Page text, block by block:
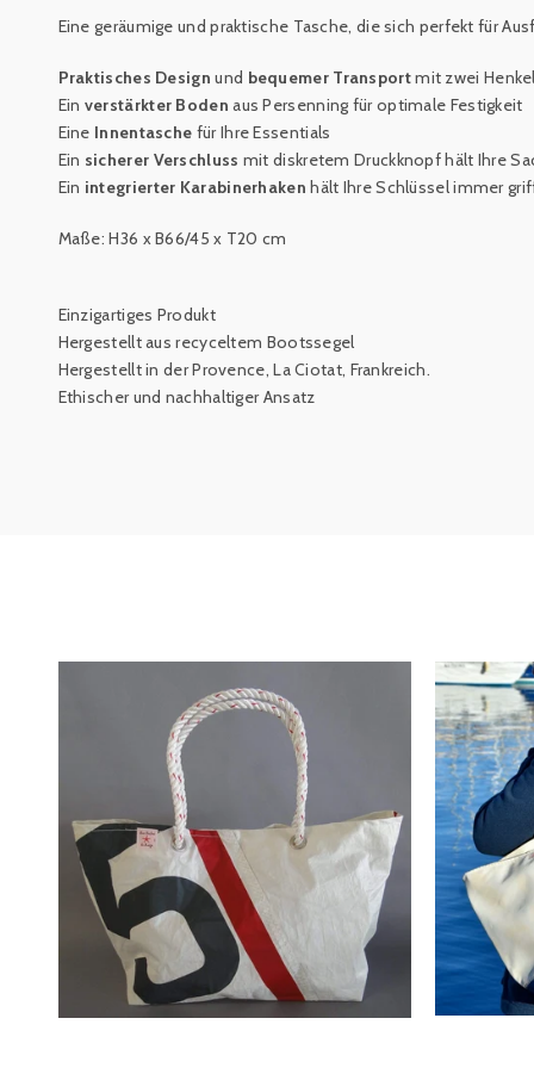
Eine geräumige und praktische Tasche, die sich perfekt für
Praktisches Designund bequemer Transportmit zwei
Ein verstärkter Boden aus Persenning für optimale Festigkeit
Eine Innentasche für Ihre Essentials
Ein sicherer Verschluss mit diskretem Druckknopf hält Ihre
Ein integrierter Karabinerhaken hält IhreSchlüssel immer
Maße: H36 x B66/45 x T20 cm
Einzigartiges Produkt
Hergestellt aus recyceltem Bootssegel
Hergestellt in der Provence, La Ciotat, Frankreich.
Ethischer und nachhaltiger Ansatz